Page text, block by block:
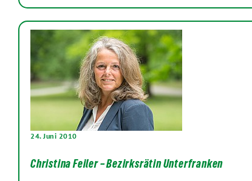
24. Juni 2010
Christina Feiler – Bezirksrätin Unterfranken